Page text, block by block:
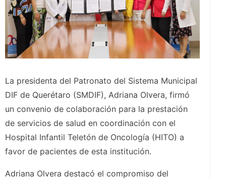
La presidenta del Patronato del Sistema Municipal
DIF de Querétaro (SMDIF), Adriana Olvera, firmó
un convenio de colaboración para la prestación
de servicios de salud en coordinación con el
Hospital Infantil Teletón de Oncología (HITO) a
favor de pacientes de esta institución.
Adriana Olvera destacó el compromiso del